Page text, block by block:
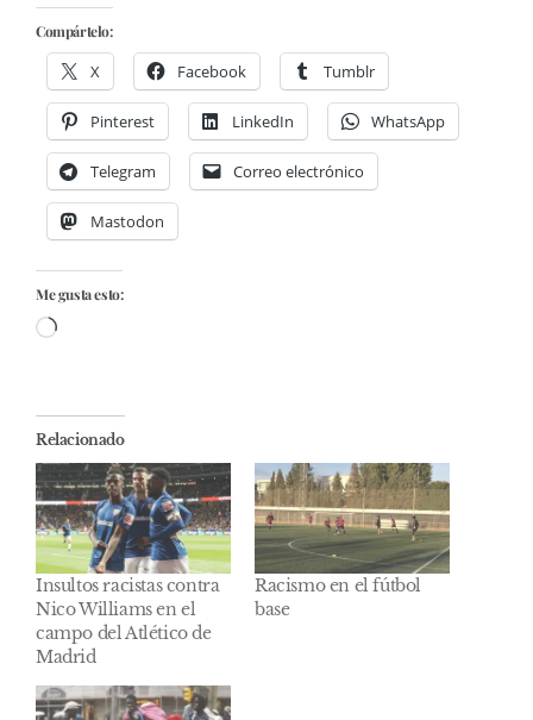
Compártelo:
X Facebook Tumblr
Pinterest LinkedIn WhatsApp
Telegram Correo electrónico
Mastodon
Me gusta esto:
Cargando...
Relacionado
Insultos racistas contra
Nico Williams en el
campo del Atlético de
Madrid
Racismo en el fútbol
base